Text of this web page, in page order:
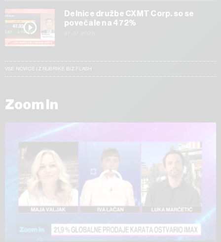
Delnice družbe CXMT Corp. so se
povečale na 472%
VSE NOVICE IZ RUBRIKE BIZ FLASH
Zoom In